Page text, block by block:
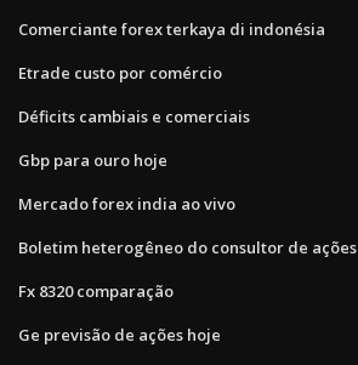
Comerciante forex terkaya di indonésia
Etrade custo por comércio
Déficits cambiais e comerciais
Gbp para ouro hoje
Mercado forex india ao vivo
Boletim heterogêneo do consultor de ações
Fx 8320 comparação
Ge previsão de ações hoje